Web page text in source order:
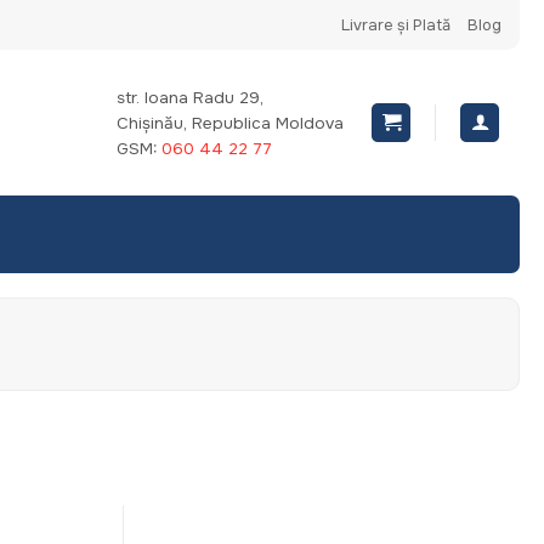
Livrare și Plată Blog
str. Ioana Radu 29,
Chișinău, Republica Moldova
GSM: 060 44 22 77